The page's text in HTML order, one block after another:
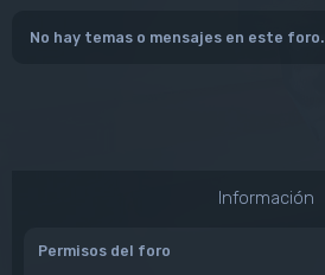
No hay temas o mensajes en este foro.
Información
Permisos del foro